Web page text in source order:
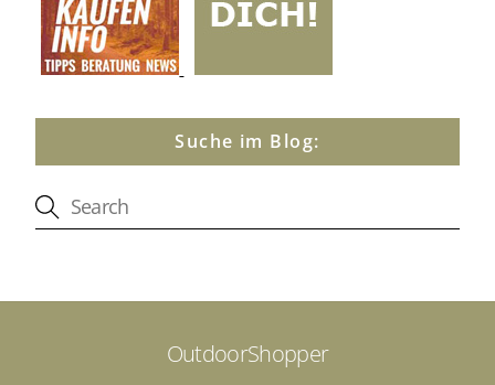
Suche im Blog:
OutdoorShopper